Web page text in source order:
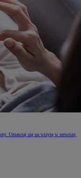
Umawiaj się na wizytę w serwisie,